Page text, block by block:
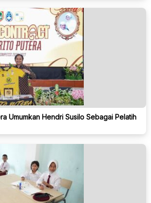
Umumkan Hendri Susilo Sebagai Pelatih